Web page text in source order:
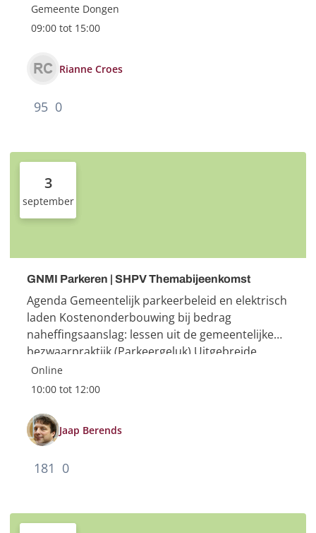
interview Hoe gemeente Dongen uitgroeide tot
inspiratiebron voor duurzame...
Gemeente Dongen
09:00 tot 15:00
Rianne Croes
95 0
3
september
GNMI Parkeren | SHPV Themabijeenkomst
Agenda Gemeentelijk parkeerbeleid en elektrisch
laden Kostenonderbouwing bij bedrag
naheffingsaanslag: lessen uit de gemeentelijke
bezwaarpraktijk (Parkeergeluk) Uitgebreide
agenda met toelichting, bijlagen en vergaderlink
zijn te vinden in de...
Online
10:00 tot 12:00
Jaap Berends
181 0